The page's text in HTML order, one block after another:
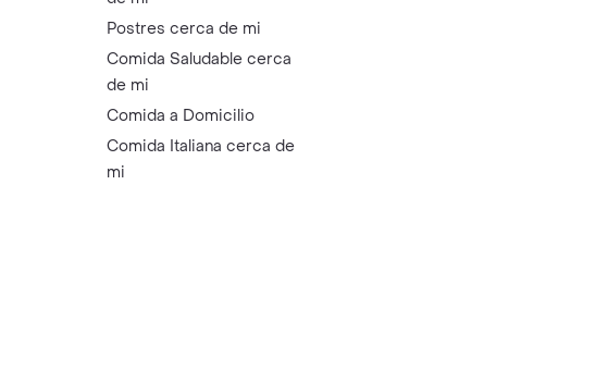
Postres cerca de mi
Comida Saludable cerca
de mi
Comida a Domicilio
Comida Italiana cerca de
mi